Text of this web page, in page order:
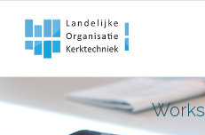
content